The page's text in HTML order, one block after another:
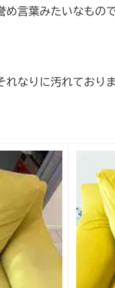
言葉みたいなもので
なりに汚れておりま